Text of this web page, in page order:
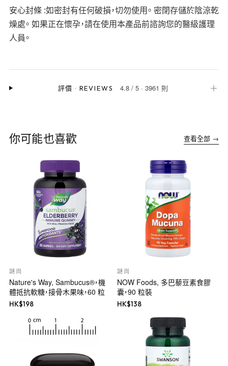
安心封條 :如密封有任何破損，切勿使用。 密閉存儲於陰涼乾
燥處。 如果正在懷孕，請在使用本產品前諮詢您的醫級護理
人員。
評價 · REVIEWS 4.8 /5 ·3961 則 ＋
你可能也喜歡 查看全部 →
謎尚
Nature's Way, Sambucus®，機
體抵抗軟糖，接骨木果味，60 粒
HK$198
謎尚
NOW Foods, 多巴藜豆素食膠
囊，90 粒裝
HK$138